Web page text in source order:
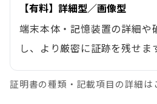
【有料】詳細型／画像型
端末本体・記憶装置の詳細や
し、より厳密に証跡を残せま
証明書の種類・記載項目の詳細は